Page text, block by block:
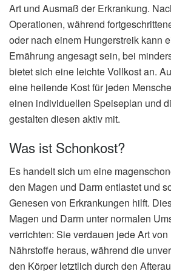
Art und Ausmaß der Erkrankung.
Operationen, während
oder nach einem Hungerstreik kann
Ernährung angesagt sein, bei
bietet sich eine leichte Vollkost an.
eine heilende Kost für jeden
einen individuellen Speiseplan und
gestalten diesen aktiv mit.
Was ist Schonkost?
Es handelt sich um eine
den Magen und Darm entlastet und
Genesen von Erkrankungen hilft.
Magen und Darm unter normalen
verrichten: Sie verdauen jede Art
Nährstoffe heraus, während die
den Körper letztlich durch den